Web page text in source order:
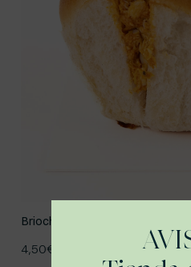
Brioche-roll de pollo al curry
4,50€